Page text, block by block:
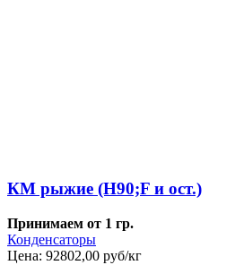
КМ рыжие (H90;F и ост.)
Принимаем от 1 гр.
Конденсаторы
Цена: 92802,00 руб/кг